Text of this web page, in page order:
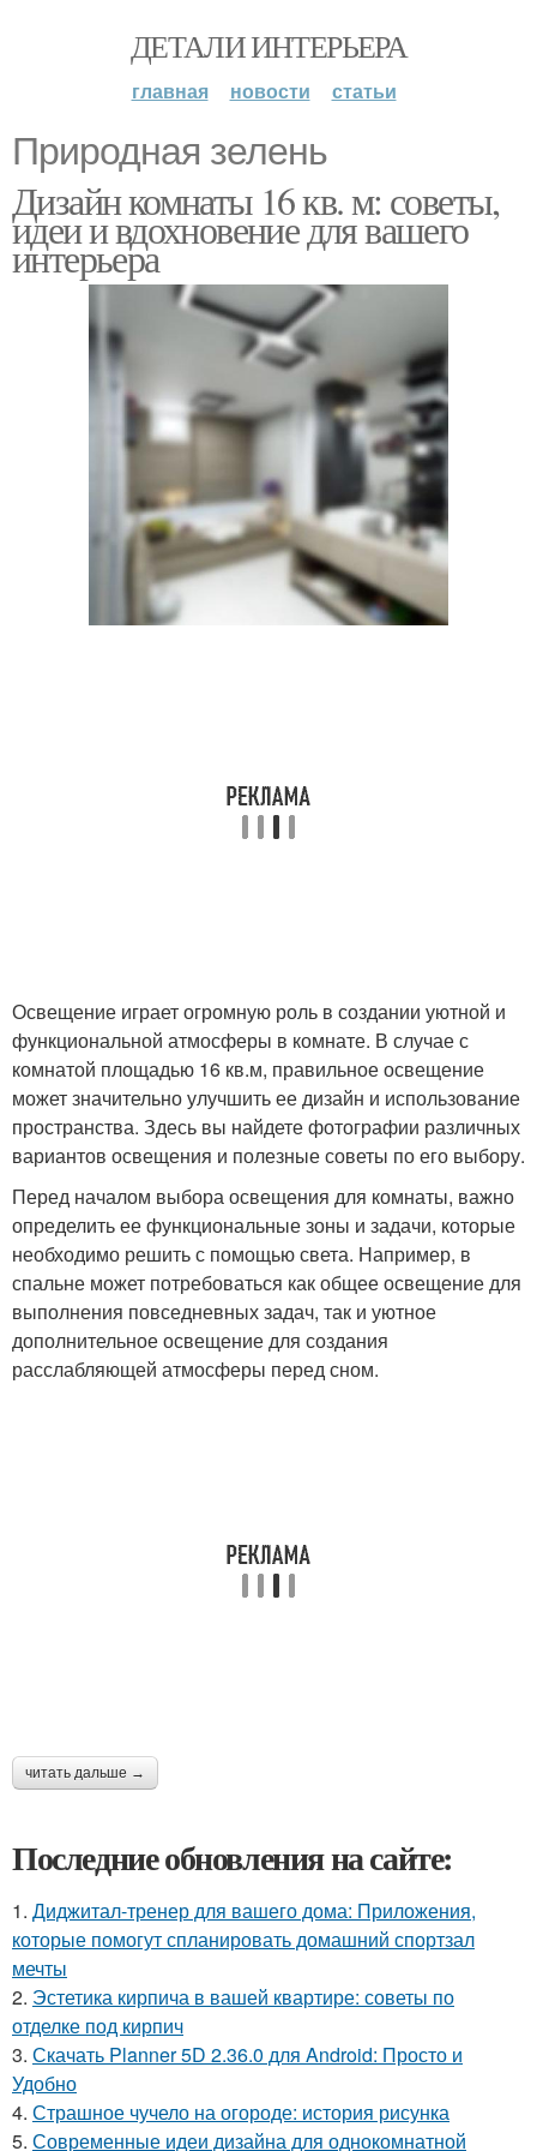
ДЕТАЛИ ИНТЕРЬЕРА
главная новости статьи
Природная зелень
Дизайн комнаты 16 кв. м: советы,
идеи и вдохновение для вашего
интерьера
Освещение играет огромную роль в создании уютной и
функциональной атмосферы в комнате. В случае с
комнатой площадью 16 кв.м, правильное освещение
может значительно улучшить ее дизайн и использование
пространства. Здесь вы найдете фотографии различных
вариантов освещения и полезные советы по его выбору.
Перед началом выбора освещения для комнаты, важно
определить ее функциональные зоны и задачи, которые
необходимо решить с помощью света. Например, в
спальне может потребоваться как общее освещение для
выполнения повседневных задач, так и уютное
дополнительное освещение для создания
расслабляющей атмосферы перед сном.
читать дальше →
Последние обновления на сайте:
1. Диджитал-тренер для вашего дома: Приложения,
которые помогут спланировать домашний спортзал
мечты
2. Эстетика кирпича в вашей квартире: советы по
отделке под кирпич
3. Скачать Planner 5D 2.36.0 для Android: Просто и
Удобно
4. Страшное чучело на огороде: история рисунка
5. Современные идеи дизайна для однокомнатной